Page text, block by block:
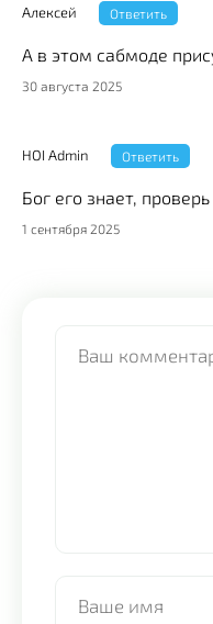
Алексей Ответить
А в этом сабмоде
30 августа 2025
HOI Admin Ответить
Бог его знает,
1 сентября 2025